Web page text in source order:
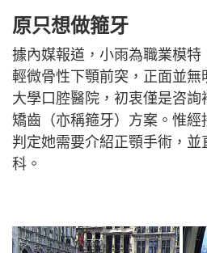
原只想做箍牙
據內媒報道，小雨為職業模特
輕微骨性下顎前突，正面並
大學口腔醫院，初衷僅是咨
矯齒（亦稱箍牙）方案。惟經
判定她需要介紹正顎手術，
科。